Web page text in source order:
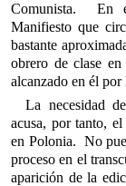
Comunista. En
Manifiesto que
bastante
obrero de clase
alcanzado en él
La necesidad
acusa, por tanto,
en Polonia. No
proceso en el
aparición de la